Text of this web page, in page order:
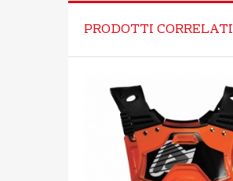
PRODOTTI CORRELATI